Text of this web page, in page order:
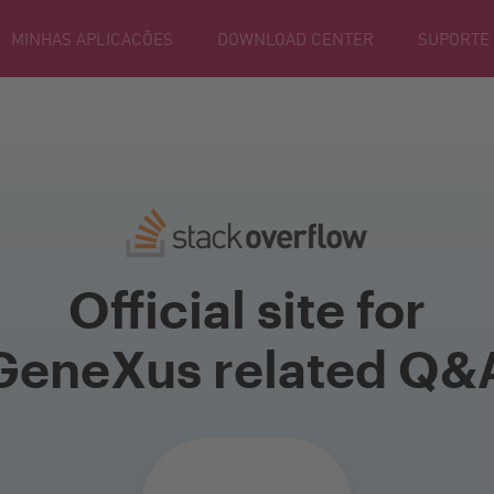
MINHAS APLICACÕES DOWNLOAD CENTER SUPORTE
Official site for
related